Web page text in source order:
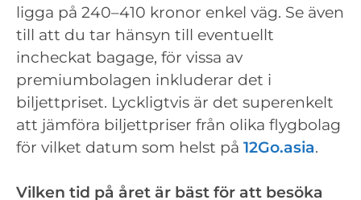
ligga på 240–410 kronor enkel väg. Se även
till att du tar hänsyn till eventuellt
incheckat bagage, för vissa av
premiumbolagen inkluderar det i
biljettpriset. Lyckligtvis är det superenkelt
att jämföra biljettpriser från olika flygbolag
för vilket datum som helst på 12Go.asia.
Vilken tid på året är bäst för att besöka